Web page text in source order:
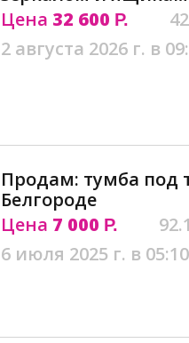
Цена 32 600 Р.
2 августа 2026 г. в
Продам: тумба под
Белгороде
Цена 7 000 Р.
6 июля 2025 г. в 05:10